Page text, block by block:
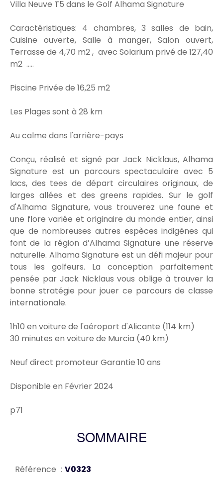
Villa Neuve T5 dans le Golf Alhama Signature
Caractéristiques: 4 chambres, 3 salles de bain,
Cuisine ouverte, Salle à manger, Salon ouvert,
Terrasse de 4,70 m2 , avec Solarium privé de 127,40
m2 .....
Piscine Privée de 16,25 m2
Les Plages sont à 28 km
Au calme dans l'arrière-pays
Conçu, réalisé et signé par Jack Nicklaus, Alhama
Signature est un parcours spectaculaire avec 5
lacs, des tees de départ circulaires originaux, de
larges allées et des greens rapides. Sur le golf
d'Alhama Signature, vous trouverez une faune et
une flore variée et originaire du monde entier, ainsi
que de nombreuses autres espèces indigènes qui
font de la région d’Alhama Signature une réserve
naturelle. Alhama Signature est un défi majeur pour
tous les golfeurs. La conception parfaitement
pensée par Jack Nicklaus vous oblige à trouver la
bonne stratégie pour jouer ce parcours de classe
internationale.
1h10 en voiture de l'aéroport d'Alicante (114 km)
30 minutes en voiture de Murcia (40 km)
Neuf direct promoteur Garantie 10 ans
Disponible en Février 2024
p71
SOMMAIRE
Référence V0323